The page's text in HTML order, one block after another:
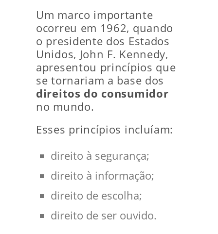
Um marco importante
ocorreu em 1962, quando
o presidente dos Estados
Unidos, John F. Kennedy,
apresentou princípios que
se tornariam a base dos
direitos do consumidor
no mundo.
Esses princípios incluíam:
direito à segurança;
direito à informação;
direito de escolha;
direito de ser ouvido.